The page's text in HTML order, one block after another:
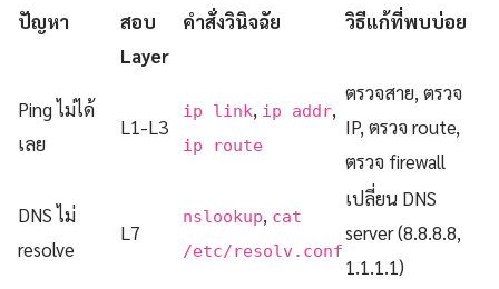
ปัญหา
สอบ
Layer
คำสั่งวินิจฉัย วิธีแก้ที่พบบ่อย
Ping ไม่ได้
เลย
L1-L3
ip link, ip addr,
ip route
ตรวจสาย, ตรวจ
IP, ตรวจ route,
ตรวจ firewall
DNS ไม่
resolve
L7
nslookup, cat
/etc/resolv.conf
เปลี่ยน DNS
server (8.8.8.8,
1.1.1.1)